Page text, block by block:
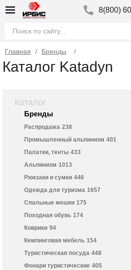
8(800)
Главная / Бренды
Каталог Katadyn
Каталог
Бренды
Распродажа 238
Промышленный альпинизм 401
Палатки, тенты 433
Альпинизм 1013
Рюкзаки и сумки 446
Одежда для туризма 1657
Спальные мешки 175
Походная обувь 174
Коврики 94
Кемпинговая мебель 154
Туристическая посуда 448
Фонари туристические 405